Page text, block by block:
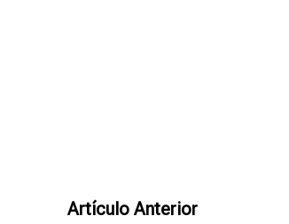
Artículo Anterior